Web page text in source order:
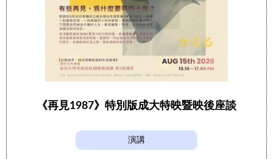
《再見1987》特別版成大特映暨映後座談
演講